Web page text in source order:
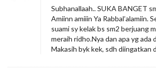
Subhanallaah.. SUKA BANGET
Amiinn amiiin Ya Rabbal’alamiin.
suami sy kelak bs sm2 berjuang
meraih ridho.Nya dan apa yg ada
Makasih byk kek, sdh diingatkan